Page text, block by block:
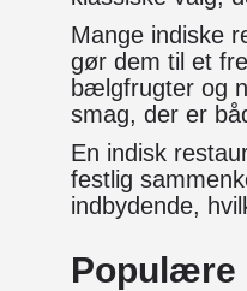
Mange indiske
gør dem til et
bælgfrugter og
smag, der er
En indisk
festlig
indbydende,
Populære